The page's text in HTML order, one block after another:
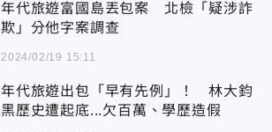
年代旅遊富國島丟包案 北檢「疑涉詐
欺」分他字案調查
2024/02/19 15:11
年代旅遊出包「早有先例」！ 林大鈞
黑歷史遭起底...欠百萬、學歷造假